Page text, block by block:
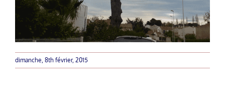
dimanche, 8th février, 2015